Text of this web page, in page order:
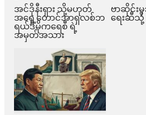
အင်ဒိုနီးရှား သို့မဟုတ်
အရှေ့တောင်အာရှလစ်ဘ
ရယ်ဒီမိုကရေစီ ရဲ့
အမှတ်အသား
ဗာဆိုင်းမှ
ရေးဆီသို့